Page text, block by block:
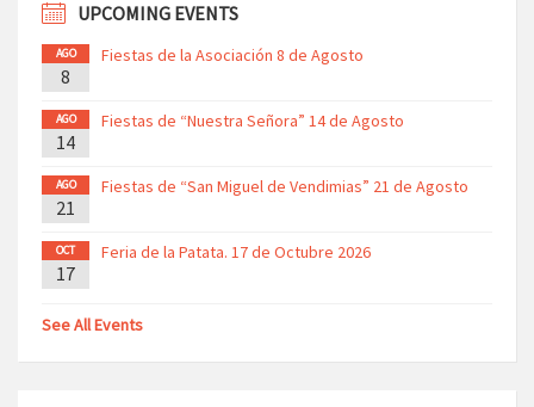
UPCOMING EVENTS
AGO
8
Fiestas de la Asociación 8 de Agosto
AGO
14
Fiestas de “Nuestra Señora” 14 de Agosto
AGO
21
Fiestas de “San Miguel de Vendimias” 21 de Agosto
OCT
17
Feria de la Patata. 17 de Octubre 2026
See All Events